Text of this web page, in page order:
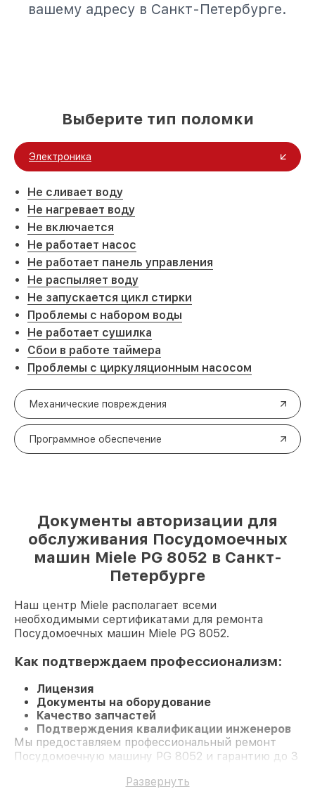
вашему адресу в Санкт-Петербурге.
Выберите тип поломки
Электроника
Не сливает воду
Не нагревает воду
Не включается
Не работает насос
Не работает панель управления
Не распыляет воду
Не запускается цикл стирки
Проблемы с набором воды
Не работает сушилка
Сбои в работе таймера
Проблемы с циркуляционным насосом
Механические повреждения
Программное обеспечение
Документы авторизации для
обслуживания Посудомоечных
машин Miele PG 8052 в Санкт-
Петербурге
Наш центр Miele располагает всеми
необходимыми сертификатами для ремонта
Посудомоечных машин Miele PG 8052.
Как подтверждаем профессионализм:
Лицензия
Документы на оборудование
Качество запчастей
Подтверждения квалификации инженеров
Мы предоставляем профессиональный ремонт
Посудомоечную машину PG 8052 и гарантию до 3
Развернуть